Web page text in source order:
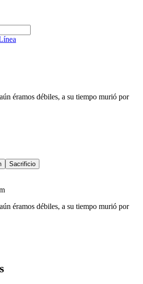
éramos débiles, a su tiempo murió por
Sacrificio
éramos débiles, a su tiempo murió por